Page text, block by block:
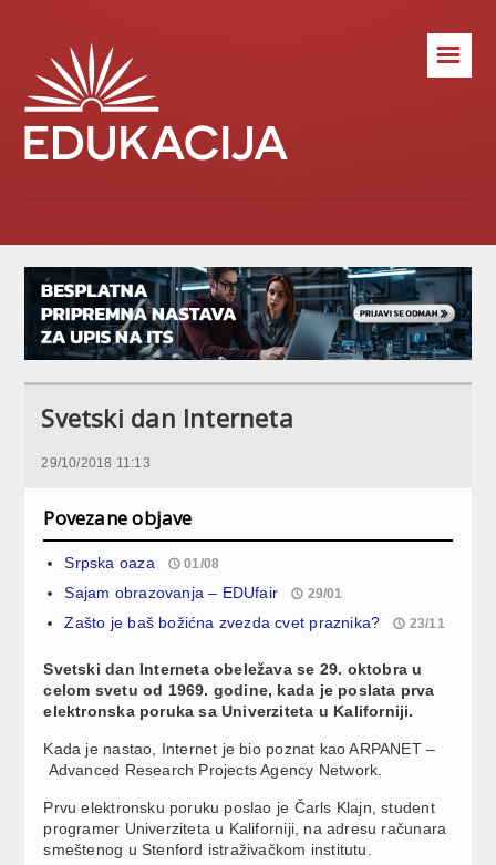
☰
Svetski dan Interneta
29/10/2018 11:13
Povezane objave
Srpska oaza 01/08
Sajam obrazovanja – EDUfair 29/01
Zašto je baš božićna zvezda cvet praznika? 23/11
Svetski dan Interneta obeležava se 29. oktobra u
celom svetu od 1969. godine, kada je poslata prva
elektronska poruka sa Univerziteta u Kaliforniji.
Kada je nastao, Internet je bio poznat kao ARPANET –
Advanced Research Projects Agency Network.
Prvu elektronsku poruku poslao je Čarls Klajn, student
programer Univerziteta u Kaliforniji, na adresu računara
smeštenog u Stenford istraživačkom institutu.